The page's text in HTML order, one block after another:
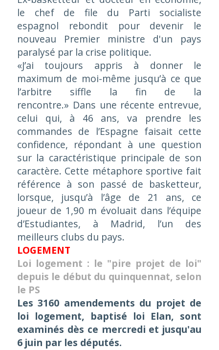
le chef de file du Parti socialiste
espagnol rebondit pour devenir le
nouveau Premier ministre d'un pays
paralysé par la crise politique.
«J’ai toujours appris à donner le
maximum de moi-même jusqu’à ce que
l’arbitre siffle la fin de la
rencontre.» Dans une récente entrevue,
celui qui, à 46 ans, va prendre les
commandes de l’Espagne faisait cette
confidence, répondant à une question
sur la caractéristique principale de son
caractère. Cette métaphore sportive fait
référence à son passé de basketteur,
lorsque, jusqu’à l’âge de 21 ans, ce
joueur de 1,90 m évoluait dans l’équipe
d’Estudiantes, à Madrid, l’un des
meilleurs clubs du pays.
LOGEMENT
Loi logement : le "pire projet de loi"
depuis le début du quinquennat, selon
le PS
Les 3160 amendements du projet de
loi logement, baptisé loi Elan, sont
examinés dès ce mercredi et jusqu'au
6 juin par les députés.